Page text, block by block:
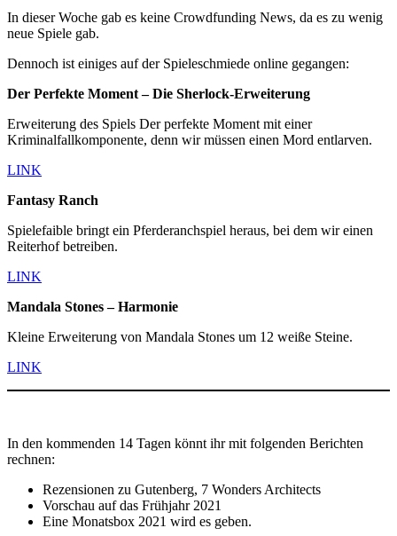
In dieser Woche gab es keine Crowdfunding News, da es zu wenig
neue Spiele gab.
Dennoch ist einiges auf der Spieleschmiede online gegangen:
Der Perfekte Moment – Die Sherlock-Erweiterung
Erweiterung des Spiels Der perfekte Moment mit einer
Kriminalfallkomponente, denn wir müssen einen Mord entlarven.
LINK
Fantasy Ranch
Spielefaible bringt ein Pferderanchspiel heraus, bei dem wir einen
Reiterhof betreiben.
LINK
Mandala Stones – Harmonie
Kleine Erweiterung von Mandala Stones um 12 weiße Steine.
LINK
In den kommenden 14 Tagen könnt ihr mit folgenden Berichten
rechnen:
Rezensionen zu Gutenberg, 7 Wonders Architects
Vorschau auf das Frühjahr 2021
Eine Monatsbox 2021 wird es geben.